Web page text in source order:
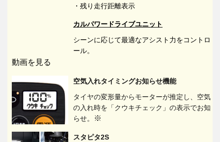
・残り走行距離表示
カルパワードライブユニット
シーンに応じて最適なアシスト力をコントロ
ール。
動画を見る
空気入れタイミングお知らせ機能
タイヤの変形量からモーターが推定し、空気
の入れ時を「クウキチェック」の表示でお知
らせ。
※
スタピタ2S